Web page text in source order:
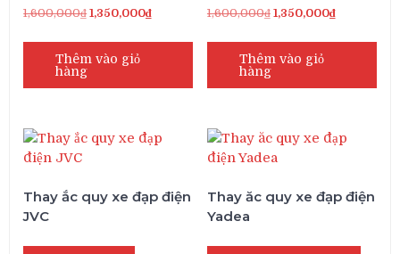
1,600,000₫Giá
1,350,000₫Giá
1,350,000₫.
Thêm vào giỏ
hàng
1,600,000₫ Giá
1,350,000₫Giá
1,350,000₫.
Thêm vào giỏ
hàng
Thay ắc quy xe đạp điện
JVC
Thay ăc quy xe đạp điện
Yadea